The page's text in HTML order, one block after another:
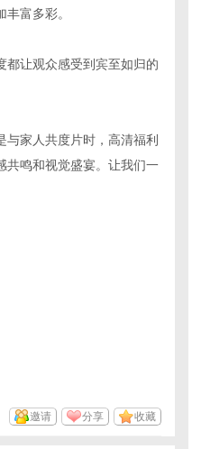
富多彩。
都让观众感受到宾至如归的
家人共度片时，高清福利
共鸣和视觉盛宴。让我们一
收藏
分享
邀请